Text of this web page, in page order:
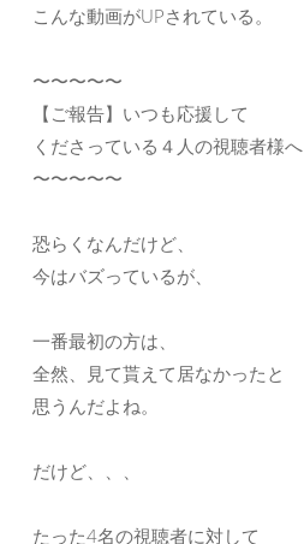
こんな動画がUPされている。
〜〜〜〜〜
【ご報告】いつも応援して
くださっている４人の視聴者様へ
〜〜〜〜〜
恐らくなんだけど、
今はバズっているが、
一番最初の方は、
全然、見て貰えて居なかったと
思うんだよね。
だけど、、、
たった4名の視聴者に対して